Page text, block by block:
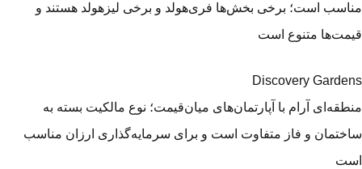
است؛ برخی بخش‌ها فری‌هولد و برخی لیزهولد هستند و
متنوع است
Discovery
آرام با آپارتمان‌های میان‌قیمت؛ نوع مالکیت بسته به
و فاز متفاوت است و برای سرمایه‌گذاری ارزان مناسب